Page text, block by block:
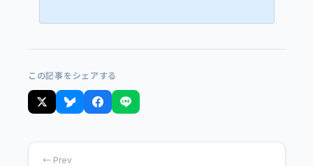
この記事をシェアする
← Prev